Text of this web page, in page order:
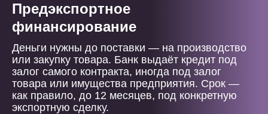
Предэкспортное
финансирование
Деньги нужны до поставки — на производство
или закупку товара. Банк выдаёт кредит под
залог самого контракта, иногда под залог
товара или имущества предприятия. Срок —
как правило, до 12 месяцев, под конкретную
экспортную сделку.